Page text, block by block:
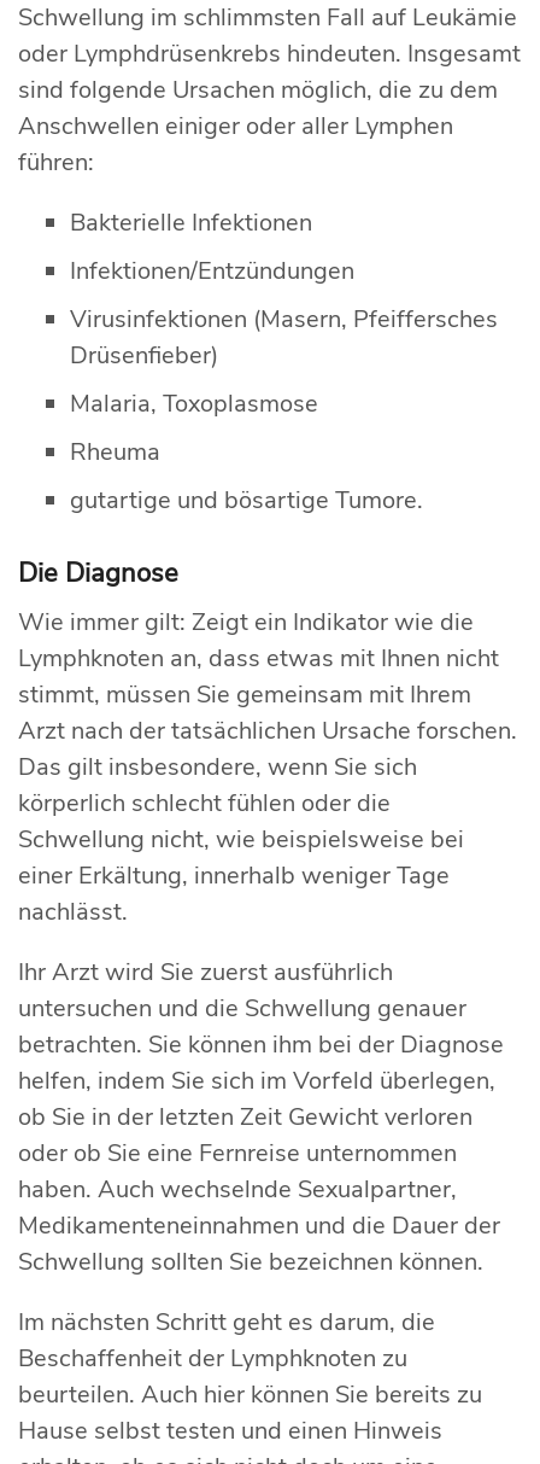
Schwellung im schlimmsten Fall auf Leukämie
oder Lymphdrüsenkrebs hindeuten. Insgesamt
sind folgende Ursachen möglich, die zu dem
Anschwellen einiger oder aller Lymphen
führen:
Bakterielle Infektionen
Infektionen/Entzündungen
Virusinfektionen (Masern, Pfeiffersches
Drüsenfieber)
Malaria, Toxoplasmose
Rheuma
gutartige und bösartige Tumore.
Die Diagnose
Wie immer gilt: Zeigt ein Indikator wie die
Lymphknoten an, dass etwas mit Ihnen nicht
stimmt, müssen Sie gemeinsam mit Ihrem
Arzt nach der tatsächlichen Ursache forschen.
Das gilt insbesondere, wenn Sie sich
körperlich schlecht fühlen oder die
Schwellung nicht, wie beispielsweise bei
einer Erkältung, innerhalb weniger Tage
nachlässt.
Ihr Arzt wird Sie zuerst ausführlich
untersuchen und die Schwellung genauer
betrachten. Sie können ihm bei der Diagnose
helfen, indem Sie sich im Vorfeld überlegen,
ob Sie in der letzten Zeit Gewicht verloren
oder ob Sie eine Fernreise unternommen
haben. Auch wechselnde Sexualpartner,
Medikamenteneinnahmen und die Dauer der
Schwellung sollten Sie bezeichnen können.
Im nächsten Schritt geht es darum, die
Beschaffenheit der Lymphknoten zu
beurteilen. Auch hier können Sie bereits zu
Hause selbst testen und einen Hinweis